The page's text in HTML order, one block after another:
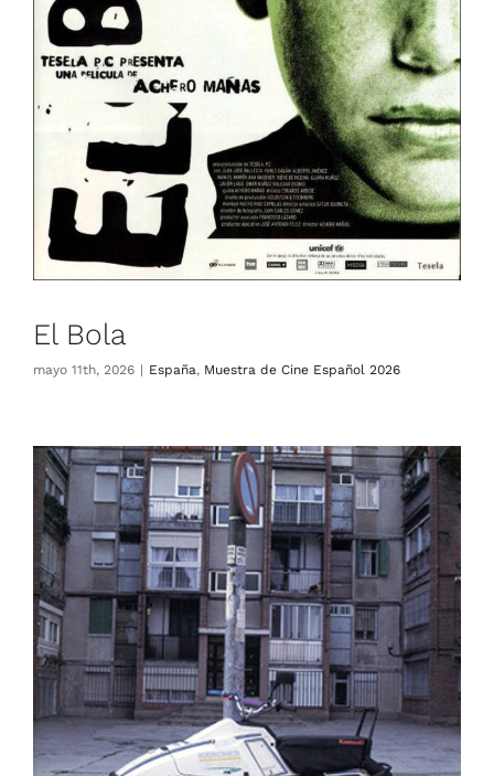
España Muestra de Cine Español 2026
El Bola
mayo 11th, 2026 | España, Muestra de Cine Español 2026
Barrio